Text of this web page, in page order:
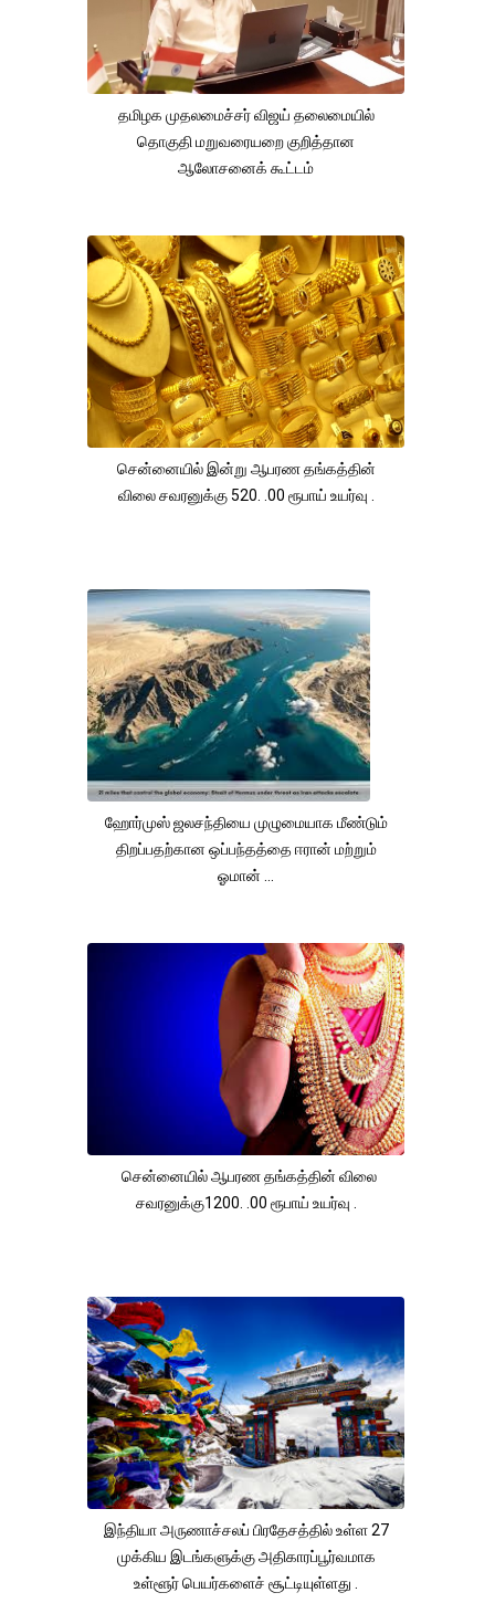
தமிழக முதலமைச்சர் விஜய் தலைமையில்
தொகுதி மறுவரையறை குறித்தான
ஆலோசனைக் கூட்டம்
சென்னையில் இன்று ஆபரண தங்கத்தின்
விலை சவரனுக்கு 520. .00 ரூபாய் உயர்வு .
ஹோர்முஸ் ஜலசந்தியை முழுமையாக மீண்டும்
திறப்பதற்கான ஒப்பந்தத்தை ஈரான் மற்றும்
ஓமான் ...
சென்னையில் ஆபரண தங்கத்தின் விலை
சவரனுக்கு1200. .00 ரூபாய் உயர்வு .
இந்தியா அருணாச்சலப் பிரதேசத்தில் உள்ள 27
முக்கிய இடங்களுக்கு அதிகாரப்பூர்வமாக
உள்ளூர் பெயர்களைச் சூட்டியுள்ளது .